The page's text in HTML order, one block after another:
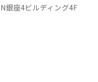
銀座4ビルディング4F